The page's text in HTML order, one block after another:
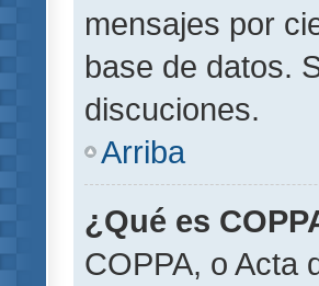
mensajes por
base de datos.
discuciones.
Arriba
¿Qué es
COPPA, o Acta